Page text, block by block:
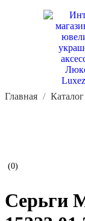
Главная Каталог
(0)
Серьги